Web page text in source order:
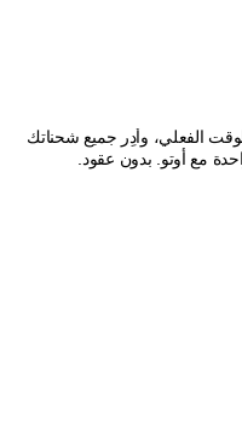
مع أوتو. بدون عقود.